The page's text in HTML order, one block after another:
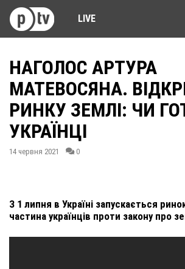
LIVE
НАГОЛОС АРТУРА
МАТЕВОСЯНА.
РИНКУ ЗЕМЛІ: ЧИ
УКРАЇНЦІ
14 червня 2021 0
З 1 липня в Україні запускається
частина українців проти закону про